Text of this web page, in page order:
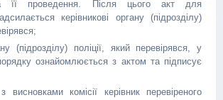
її проведення. Після цього акт для
керівникові органу (підрозділу)
(підрозділу) поліції, який перевірявся, у
ознайомлюється з актом та підписує
висновками комісії керівник перевіреного